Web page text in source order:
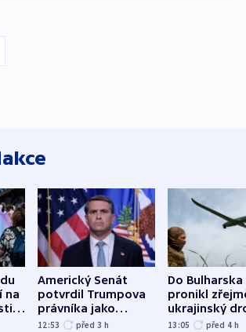
na
i
Americký Senát
potvrdil Trumpova
právníka jako
ministra
12:53 před 3 h
Do Bulharska
pronikl
ukrajinský
explodoval
13:05 před 4 h